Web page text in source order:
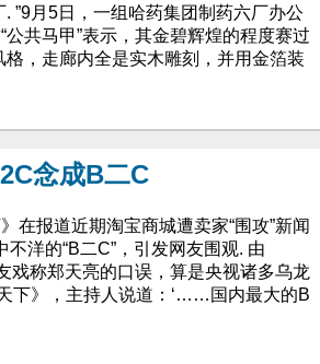
”9月5日，一组哈药集团制药六厂办公
共马甲”表示，其金碧辉煌的程度赛过
，走廊内全是实木雕刻，并用金箔装
念成B二C
在报道近期淘宝商城遭卖家“围攻”新闻
洋的“B二C”，引发网友围观. 由
戏称郑天亮的口误，算是央视诸多乌龙
下》，主持人说道：‘……国内最大的B